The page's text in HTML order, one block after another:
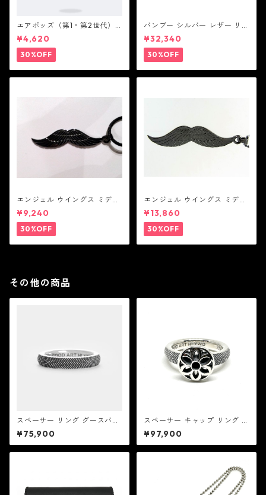
エアポッズ（第1・第2世代）
ポーチ：BANDOLIER バンド
リヤー
¥4,620
30%OFF
バンブー シルバー レザー リン
ク ステーション ブレスレッ
ト：JOHN HARDY ジョン ハ
ーディー
¥32,340
30%OFF
エンジェル ウイングス ミディ
アム ペンダント ブラック コー
ティング（サテンコード付
属）
¥9,240
30%OFF
エンジェル ウイングス ミディ
アム ペンダント ブラック
¥13,860
30%OFF
その他の商品
スペーサー リング グースバン
プス：Good Art HLYWD グッ
ド アート ハリウッド
¥75,900
スペーサー キャップ リング グ
ースバンプス：Good Art HLY
WD グッド アート ハリウッド
¥97,900